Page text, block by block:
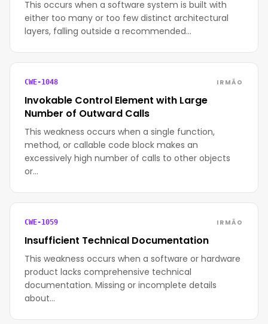
This occurs when a software system is built with
either too many or too few distinct architectural
layers, falling outside a recommended…
CWE-1048 IRMÃO
Invokable Control Element with Large
Number of Outward Calls
This weakness occurs when a single function,
method, or callable code block makes an
excessively high number of calls to other objects
or…
CWE-1059 IRMÃO
Insufficient Technical Documentation
This weakness occurs when a software or hardware
product lacks comprehensive technical
documentation. Missing or incomplete details
about…